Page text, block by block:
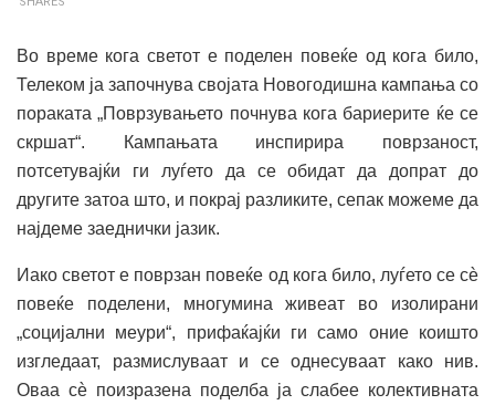
Во време кога светот е поделен повеќе од кога било,
Телеком ја започнува својата Новогодишна кампања со
пораката „Поврзувањето почнува кога бариерите ќе се
скршат“. Кампањата инспирира поврзаност,
потсетувајќи ги луѓето да се обидат да допрат до
другите затоа што, и покрај разликите, сепак можеме да
најдеме заеднички јазик.
Иако светот е поврзан повеќе од кога било, луѓето се сѐ
повеќе поделени, многумина живеат во изолирани
„социјални меури“, прифаќајќи ги само оние коишто
изгледаат, размислуваат и се однесуваат како нив.
Оваа сѐ поизразена поделба ја слабее колективната